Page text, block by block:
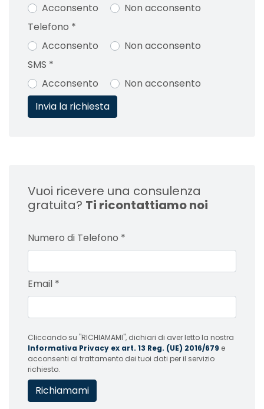
Acconsento
Non acconsento
Telefono *
Acconsento
Non acconsento
SMS *
Acconsento
Non acconsento
Vuoi ricevere una consulenza
gratuita? Ti ricontattiamo noi
Numero di Telefono *
Email *
Cliccando su "RICHIAMAMI", dichiari di aver letto la nostra
Informativa Privacy ex art. 13 Reg. (UE) 2016/679 e
acconsenti al trattamento dei tuoi dati per il servizio
richiesto.